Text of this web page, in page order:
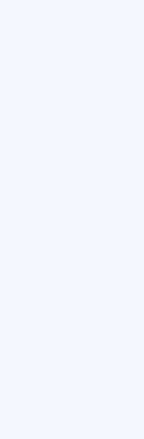
des entreprises
ou enseignements
maturité marketing, à
au SEO, au CRO et
l’accélération
B2B
de la santé